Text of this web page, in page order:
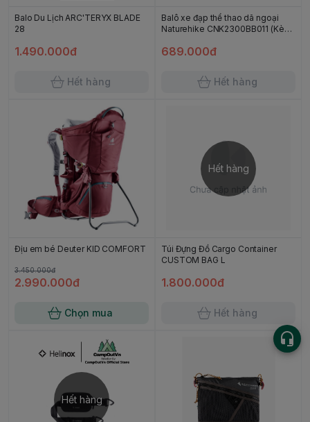
Balo Du Lịch ARC'TERYX BLADE
28
1.490.000đ
Hết hàng
Balô xe đạp thể thao dã ngoại
Naturehike CNK2300BB011 (Kèm
689.000đ
Hết hàng
Địu em bé Deuter KID COMFORT
3.450.000đ
2.990.000đ
Chọn mua
Hết hàng
Túi Đựng Đồ Cargo Container
CUSTOM BAG L
1.800.000đ
Hết hàng
Hết hàng